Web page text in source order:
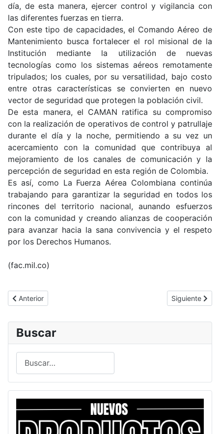
día, de esta manera, ejercer control y vigilancia con
las diferentes fuerzas en tierra.
Con este tipo de capacidades, el Comando Aéreo de
Mantenimiento busca fortalecer el rol misional de la
Institución mediante la utilización de nuevas
tecnologías como los sistemas aéreos remotamente
tripulados; los cuales, por su versatilidad, bajo costo
entre otras características se convierten en nuevo
vector de seguridad que protegen la población civil.
De esta manera, el CAMAN ratifica su compromiso
con la realización de operativos de control y patrullaje
durante el día y la noche, permitiendo a su vez un
acercamiento con la comunidad que contribuya al
mejoramiento de los canales de comunicación y la
percepción de seguridad en esta región de Colombia.
Es así, como La Fuerza Aérea Colombiana continúa
trabajando para garantizar la seguridad en todos los
rincones del territorio nacional, aunando esfuerzos
con la comunidad y creando alianzas de cooperación
para avanzar hacia la sana convivencia y el respeto
por los Derechos Humanos.
(fac.mil.co)
Artículo anterior: Drill instructor, guardianes de lo estándar en la
Anterior Artículo
Siguiente
Buscar